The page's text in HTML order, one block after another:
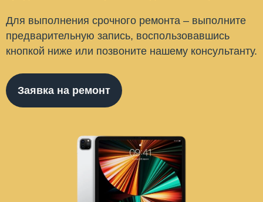
Для выполнения срочного ремонта – выполните
предварительную запись, воспользовавшись
кнопкой ниже или позвоните нашему консультанту.
Заявка на ремонт